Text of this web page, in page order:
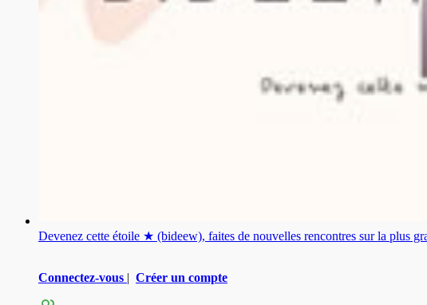
Devenez cette étoile ★ (bideew), faites de nouvelles rencontres sur la plus
Connectez-vous | Créer un compte